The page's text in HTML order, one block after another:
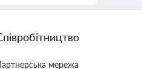
мережа